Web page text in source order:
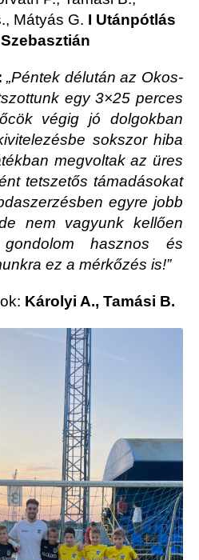
Mátyás G. I Utánpótlás
„Péntek délután az Okos-
egy 3×25 perces
végig jó dolgokban
sokszor hiba
megvoltak az üres
tetszetős támadásokat
egyre jobb
nem vagyunk kellően
hasznos és
ez a mérkőzés is!”
Károlyi A., Tamási B.